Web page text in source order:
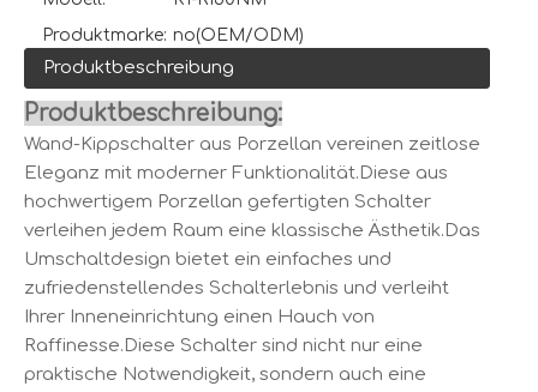
Produktmarke: no(OEM/ODM)
Produktbeschreibung
Produktbeschreibung:
Wand-Kippschalter aus Porzellan vereinen zeitlose
Eleganz mit moderner Funktionalität.Diese aus
hochwertigem Porzellan gefertigten Schalter
verleihen jedem Raum eine klassische Ästhetik.Das
Umschaltdesign bietet ein einfaches und
zufriedenstellendes Schalterlebnis und verleiht
Ihrer Inneneinrichtung einen Hauch von
Raffinesse.Diese Schalter sind nicht nur eine
praktische Notwendigkeit, sondern auch eine